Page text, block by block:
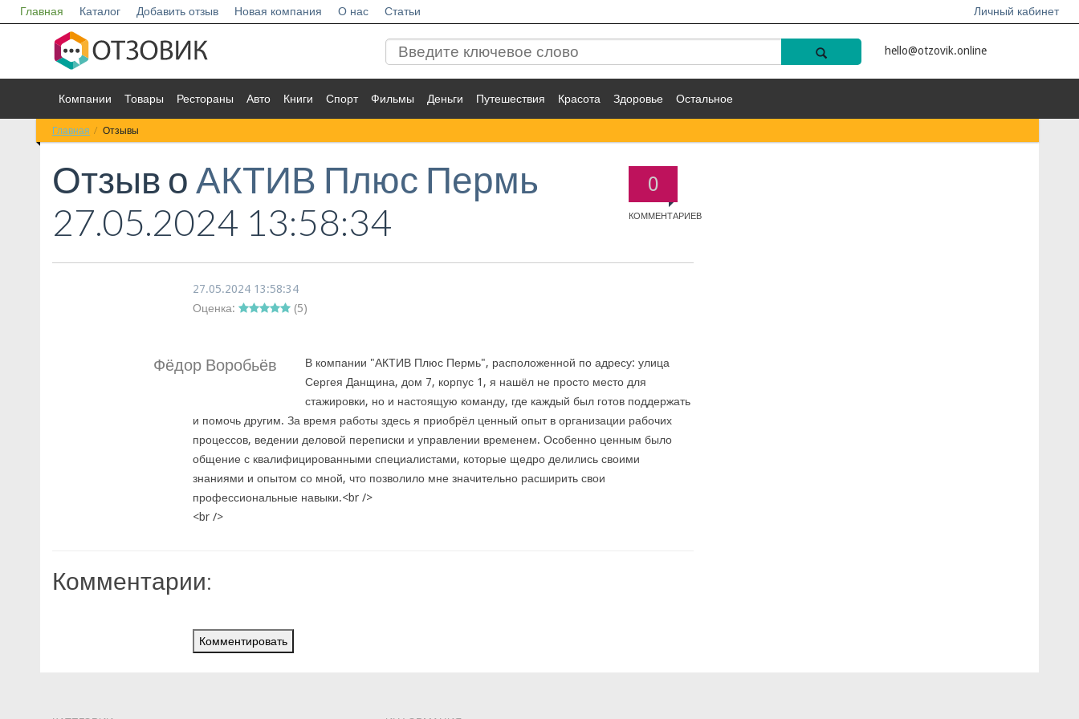
Главная Каталог Добавить отзыв Новая компания О нас Статьи Личный кабинет
hello@otzovik.online
Компании Товары Рестораны Авто Книги Спорт Фильмы Деньги Путешествия Красота Здоровье Остальное
Главная Отзывы
0
КОММЕНТАРИЕВ
Отзыв о АКТИВ Плюс Пермь
27.05.2024 13:58:34
27.05.2024 13:58:34
Оценка:
(5)
Фёдор Воробьёв
В компании "АКТИВ Плюс Пермь", расположенной по адресу: улица
Сергея Данщина, дом 7, корпус 1, я нашёл не просто место для
стажировки, но и настоящую команду, где каждый был готов поддержать
и помочь другим. За время работы здесь я приобрёл ценный опыт в организации рабочих
процессов, ведении деловой переписки и управлении временем. Особенно ценным было
общение с квалифицированными специалистами, которые щедро делились своими
знаниями и опытом со мной, что позволило мне значительно расширить свои
профессиональные навыки.<br />
<br />
Комментарии:
Комментировать